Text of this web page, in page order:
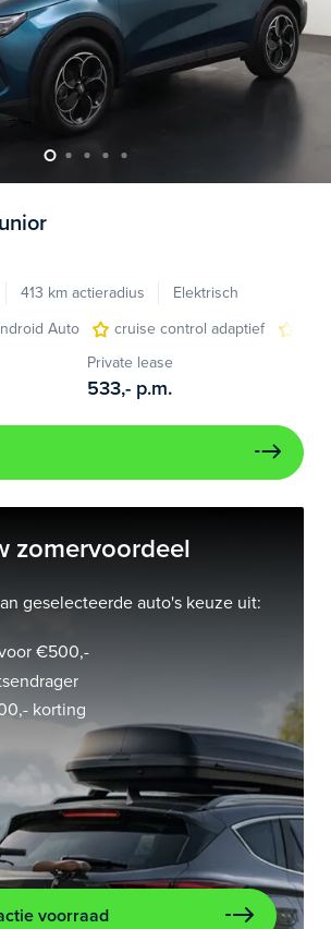
413 km actieradius
Elektrisch
Auto
cruise control adaptief
Private lease
533,- p.m.
zomervoordeel
geselecteerde auto's keuze uit:
€500,-
korting
voorraad